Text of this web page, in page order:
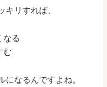
リすれば、
なる
む
なるんですよね。